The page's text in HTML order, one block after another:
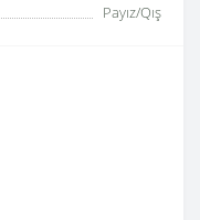
Payız/Qış